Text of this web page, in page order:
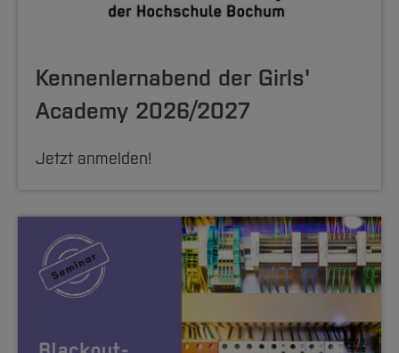
Kennenlernabend der Girls'
Academy 2026/2027
Jetzt anmelden!